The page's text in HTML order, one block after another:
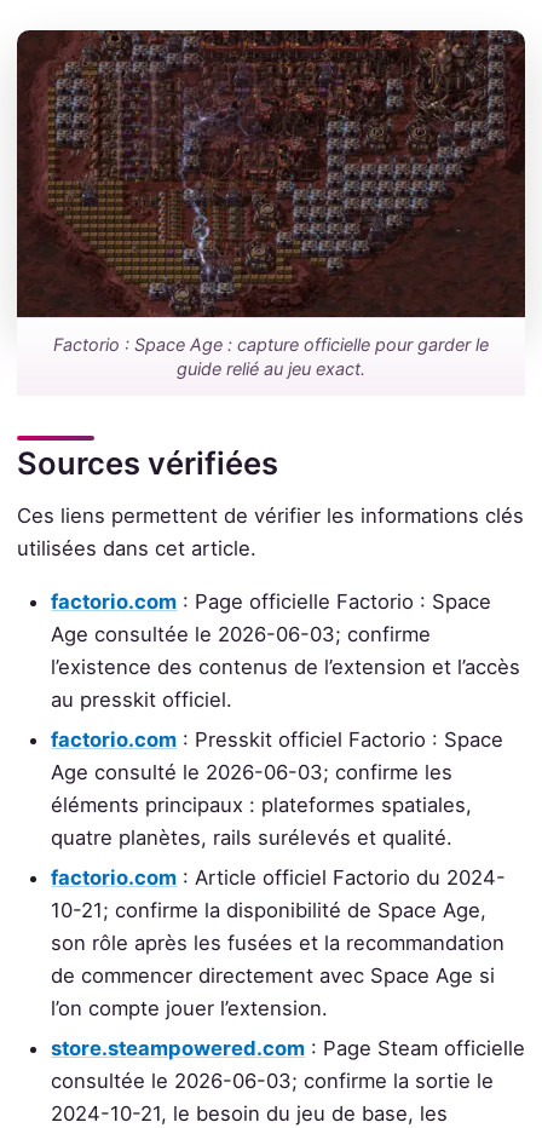
Factorio : Space Age : capture officielle pour garder le
guide relié au jeu exact.
Sources vérifiées
Ces liens permettent de vérifier les informations clés
utilisées dans cet article.
factorio.com : Page officielle Factorio : Space
Age consultée le 2026-06-03; confirme
l’existence des contenus de l’extension et l’accès
au presskit officiel.
factorio.com : Presskit officiel Factorio : Space
Age consulté le 2026-06-03; confirme les
éléments principaux : plateformes spatiales,
quatre planètes, rails surélevés et qualité.
factorio.com : Article officiel Factorio du 2024-
10-21; confirme la disponibilité de Space Age,
son rôle après les fusées et la recommandation
de commencer directement avec Space Age si
l’on compte jouer l’extension.
store.steampowered.com : Page Steam officielle
consultée le 2026-06-03; confirme la sortie le
2024-10-21, le besoin du jeu de base, les